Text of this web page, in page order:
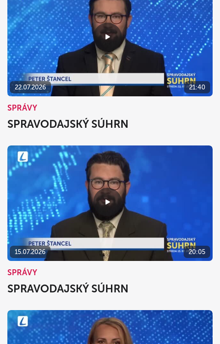
22.07.2026 21:40
SPRÁVY
SPRAVODAJSKÝ SÚHRN
15.07.2026 20:05
SPRÁVY
SPRAVODAJSKÝ SÚHRN